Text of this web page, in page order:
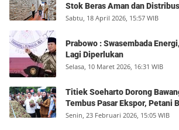
Stok Beras Aman dan
Sabtu, 18 April 2026, 15:57 WIB
Prabowo : Swasembada
Lagi Diperlukan
Selasa, 10 Maret 2026, 16:31 WIB
Titiek Soeharto Dorong
Tembus Pasar Ekspor, Petani
Juta per Hektare
Senin, 23 Februari 2026, 15:05 WIB